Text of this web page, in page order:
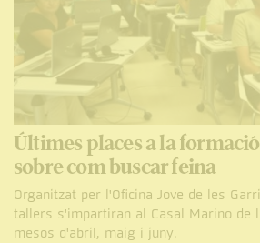
Últimes places a la
sobre com buscar feina
Organitzat per l'Oficina Jove de les
tallers s'impartiran al Casal Marino de
mesos d'abril, maig i juny.